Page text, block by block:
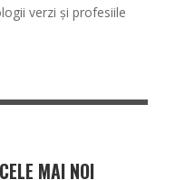
verzi și profesiile
MAI NOI